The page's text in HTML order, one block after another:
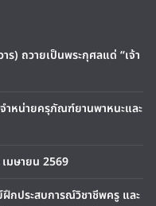
) ถวายเป็นพระกุศลแด่ “เจ้า
ำหน่ายครุภัณฑ์ยานพาหนะและ
มษายน 2569
ฝึกประสบการณ์วิชาชีพครู และ